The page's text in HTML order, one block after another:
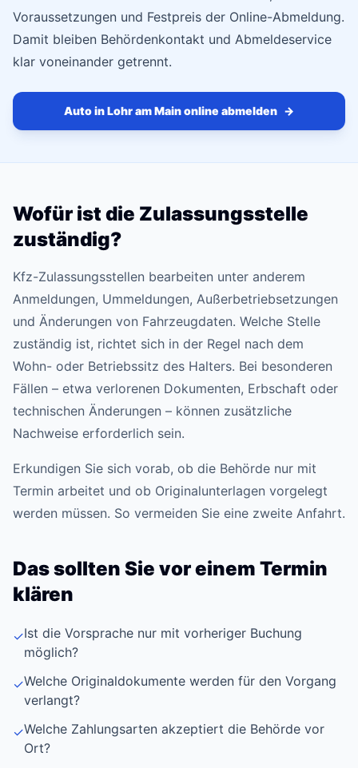
Voraussetzungen und Festpreis der Online-Abmeldung.
Damit bleiben Behördenkontakt und Abmeldeservice
klar voneinander getrennt.
Auto in Lohr am Main online abmelden →
Wofür ist die Zulassungsstelle
zuständig?
Kfz-Zulassungsstellen bearbeiten unter anderem
Anmeldungen, Ummeldungen, Außerbetriebsetzungen
und Änderungen von Fahrzeugdaten. Welche Stelle
zuständig ist, richtet sich in der Regel nach dem
Wohn- oder Betriebssitz des Halters. Bei besonderen
Fällen – etwa verlorenen Dokumenten, Erbschaft oder
technischen Änderungen – können zusätzliche
Nachweise erforderlich sein.
Erkundigen Sie sich vorab, ob die Behörde nur mit
Termin arbeitet und ob Originalunterlagen vorgelegt
werden müssen. So vermeiden Sie eine zweite Anfahrt.
Das sollten Sie vor einem Termin
klären
✓Ist die Vorsprache nur mit vorheriger Buchung
möglich?
✓Welche Originaldokumente werden für den Vorgang
verlangt?
✓Welche Zahlungsarten akzeptiert die Behörde vor
Ort?